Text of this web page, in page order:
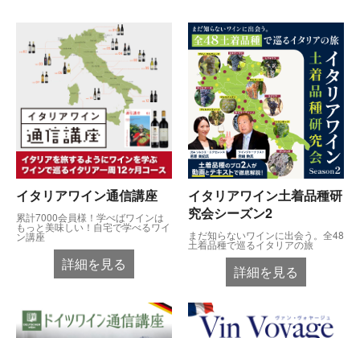
イタリアワイン通信講座
累計7000会員様！学べばワインは
もっと美味しい！自宅で学べるワイ
ン講座
詳細を見る
イタリアワイン土着品種研
究会シーズン2
まだ知らないワインに出会う。全48
土着品種で巡るイタリアの旅
詳細を見る